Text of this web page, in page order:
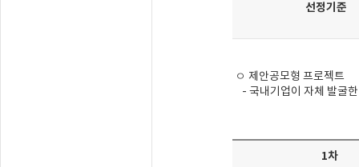
선정기준
ㅇ 제안공모형 프로젝트
- 국내기업이 자체 발굴한
1차